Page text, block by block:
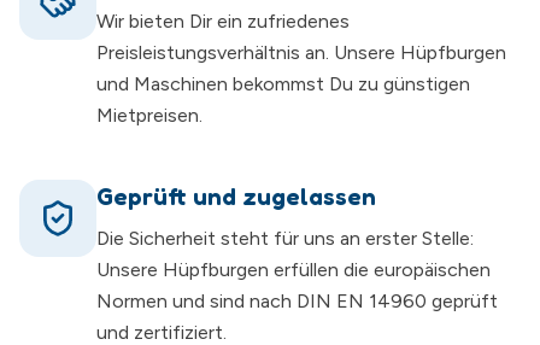
Wir bieten Dir ein zufriedenes
Preisleistungsverhältnis an. Unsere Hüpfburgen
und Maschinen bekommst Du zu günstigen
Mietpreisen.
Geprüft und zugelassen
Die Sicherheit steht für uns an erster Stelle:
Unsere Hüpfburgen erfüllen die europäischen
Normen und sind nach DIN EN 14960 geprüft
und zertifiziert.